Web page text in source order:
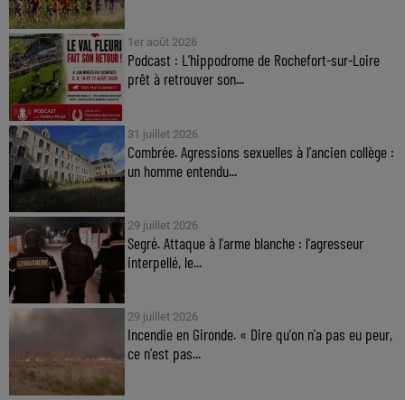
1er août 2026
Podcast : L’hippodrome de Rochefort-sur-Loire
prêt à retrouver son...
31 juillet 2026
Combrée. Agressions sexuelles à l'ancien collège :
un homme entendu...
29 juillet 2026
Segré. Attaque à l'arme blanche : l'agresseur
interpellé, le...
29 juillet 2026
Incendie en Gironde. « Dire qu'on n'a pas eu peur,
ce n'est pas...